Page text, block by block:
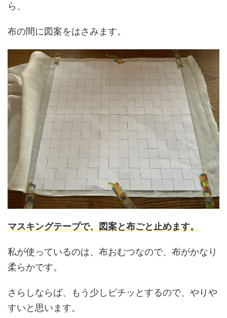
ら、
布の間に図案をはさみます。
マスキングテープで、図案と布ごと止めます。
私が使っているのは、布おむつなので、布がかなり
柔らかです。
さらしならば、もう少しピチッとするので、やりや
すいと思います。